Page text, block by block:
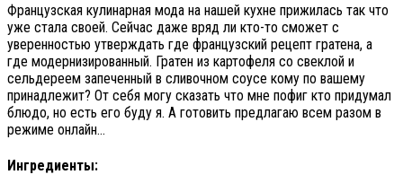
Французская кулинарная мода на нашей кухне прижилась так что
уже стала своей. Сейчас даже вряд ли кто-то сможет с
уверенностью утверждать где французский рецепт гратена, а
где модернизированный. Гратен из картофеля со свеклой и
сельдереем запеченный в сливочном соусе кому по вашему
принадлежит? От себя могу сказать что мне пофиг кто придумал
блюдо, но есть его буду я. А готовить предлагаю всем разом в
режиме онлайн…
Ингредиенты: